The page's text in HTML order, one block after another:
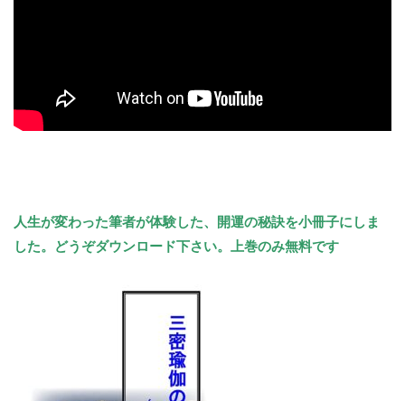
人生が変わった筆者が体験した、 開運の秘訣を小冊子にしま
した。どうぞダウンロード下さい。上巻のみ無料です